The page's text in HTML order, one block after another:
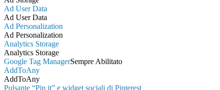
Ad User Data
Ad User Data
Ad Personalization
Ad Personalization
Analytics Storage
Analytics Storage
Google Tag ManagerSempre Abilitato
AddToAny
AddToAny
Pulsante “Pin it” e widget sociali di Pinterest